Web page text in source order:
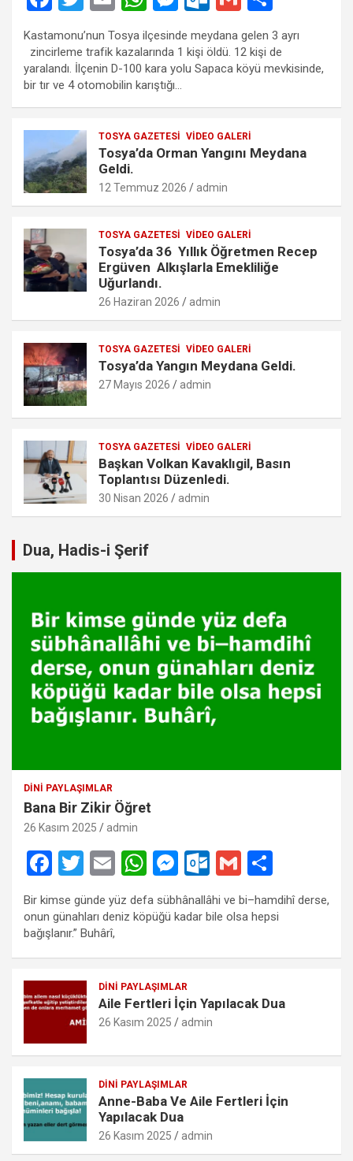
ce
b
o
o
k
wi
tt
er
ail at
s
A
p
p
es
se
n
g
er
ut
lo
o
k.
c
o
m
m
ail
h
ar
e
Kastamonu’nun Tosya ilçesinde meydana gelen 3 ayrı
zincirleme trafik kazalarında 1 kişi öldü. 12 kişi de
yaralandı. İlçenin D-100 kara yolu Sapaca köyü mevkisinde,
bir tır ve 4 otomobilin karıştığı…
TOSYA GAZETESI VIDEO GALERI
Tosya’da Orman Yangını Meydana
Geldi.
12 Temmuz 2026 admin
TOSYA GAZETESI VIDEO GALERI
Tosya’da 36 Yıllık Öğretmen Recep
Ergüven Alkışlarla Emekliliğe
Uğurlandı.
26 Haziran 2026 admin
TOSYA GAZETESI VIDEO GALERI
Tosya’da Yangın Meydana Geldi.
27 Mayıs 2026 admin
TOSYA GAZETESI VIDEO GALERI
Başkan Volkan Kavaklıgil, Basın
Toplantısı Düzenledi.
30 Nisan 2026 admin
Dua, Hadis-i Şerif
DINI PAYLAŞIMLAR
Bana Bir Zikir Öğret
26 Kasım 2025 admin
F
ce
b
o
o
k
T
wi
tt
er
E
m
ail
W
h
at
A
p
p
M
es
se
g
er
O
ut
lo
k.
o
G
m
ail
h
ar
Bir kimse günde yüz defa sübhânallâhi ve bi–hamdihî derse,
onun günahları deniz köpüğü kadar bile olsa hepsi
bağışlanır.” Buhârî,
DINI PAYLAŞIMLAR
Aile Fertleri İçin Yapılacak Dua
26 Kasım 2025 admin
DINI PAYLAŞIMLAR
Anne-Baba Ve Aile Fertleri İçin
Yapılacak Dua
26 Kasım 2025 admin